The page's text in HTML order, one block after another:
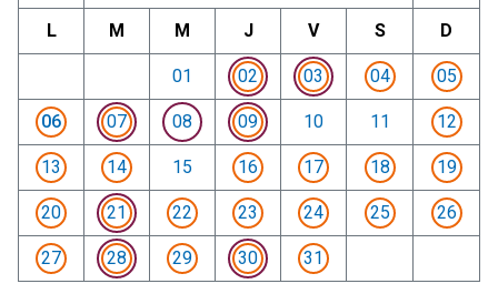
L M M J V S D
01 02 03 04 05
06 07 08 09 10 11 12
13 14 15 16 17 18 19
20 21 22 23 24 25 26
27 28 29 30 31